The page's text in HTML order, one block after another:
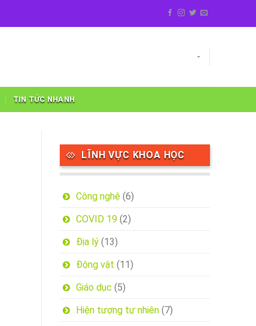
-
TIN TỨC NHANH
LĨNH VỰC KHOA HỌC
Công nghệ(6)
COVID 19(2)
Địa lý(13)
Động vật (11)
Giáo dục (5)
Hiện tượng tự nhiên(7)